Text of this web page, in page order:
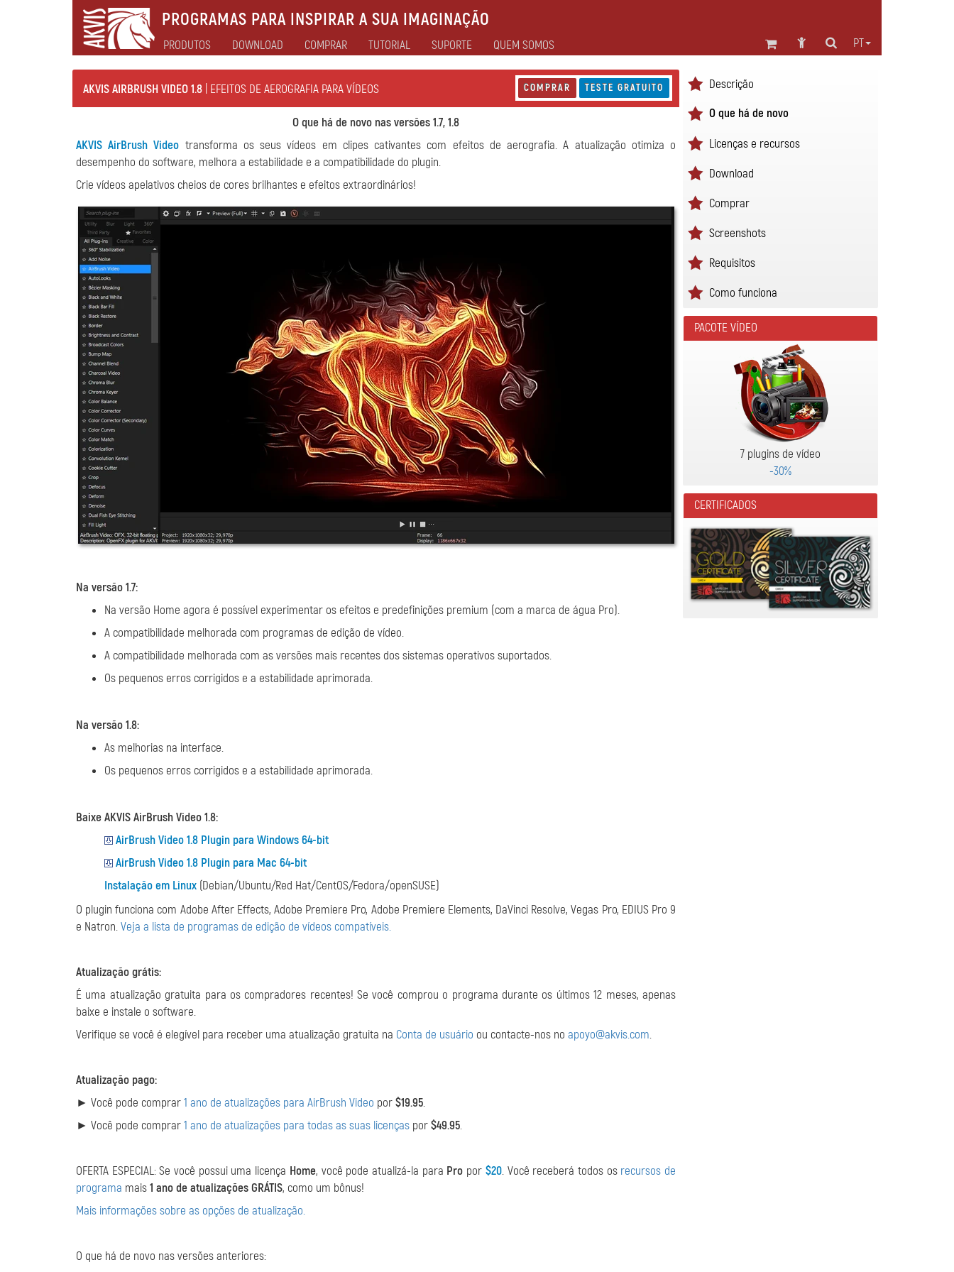
PROGRAMAS PARA INSPIRAR A SUA IMAGINAÇÃO
PT
PRODUTOS DOWNLOAD COMPRAR TUTORIAL SUPORTE QUEM SOMOS
AKVIS AIRBRUSH VIDEO 1.8 | EFEITOS DE AEROGRAFIA PARA VÍDEOS COMPRAR TESTE GRATUITO
O que há de novo nas versões 1.7, 1.8
AKVIS AirBrush Video transforma os seus vídeos em clipes cativantes com efeitos de aerografia. A atualização otimiza o
desempenho do software, melhora a estabilidade e a compatibilidade do plugin.
Crie vídeos apelativos cheios de cores brilhantes e efeitos extraordinários!
Na versão 1.7:
Na versão Home agora é possível experimentar os efeitos e predefinições premium (com a marca de água Pro).
A compatibilidade melhorada com programas de edição de vídeo.
A compatibilidade melhorada com as versões mais recentes dos sistemas operativos suportados.
Os pequenos erros corrigidos e a estabilidade aprimorada.
Na versão 1.8:
As melhorias na interface.
Os pequenos erros corrigidos e a estabilidade aprimorada.
Baixe AKVIS AirBrush Video 1.8:
AirBrush Video 1.8 Plugin para Windows 64-bit
AirBrush Video 1.8 Plugin para Mac 64-bit
Instalação em Linux (Debian/Ubuntu/Red Hat/CentOS/Fedora/openSUSE)
O plugin funciona com Adobe After Effects, Adobe Premiere Pro, Adobe Premiere Elements, DaVinci Resolve, Vegas Pro, EDIUS Pro 9
e Natron.Veja a lista de programas de edição de vídeos compatíveis.
Atualização grátis:
É uma atualização gratuita para os compradores recentes! Se você comprou o programa durante os últimos 12 meses, apenas
baixe e instale o software.
Verifique se você é elegível para receber uma atualização gratuita na Conta de usuário ou contacte-nos no apoyo@akvis.com.
Atualização pago:
► Você pode comprar1 ano de atualizações para AirBrush Video por$19.95.
► Você pode comprar1 ano de atualizações para todas as suas licenças por$49.95.
OFERTA ESPECIAL: Se você possui uma licença Home, você pode atualizá-la para Pro por $20. Você receberá todos os recursos de
programa mais1 ano de atualizações GRÁTIS, como um bônus!
Mais informações sobre as opções de atualização.
O que há de novo nas versões anteriores:
Descrição
O que há de novo
Licenças e recursos
Download
Comprar
Screenshots
Requisitos
Como funciona
PACOTE VÍDEO
7 plugins de vídeo
-30%
CERTIFICADOS